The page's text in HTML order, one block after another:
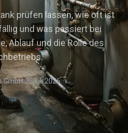
prüfen lassen, wie oft ist
und was passiert bei
Ablauf und die Rolle des
GmbH 3. Juli 2026